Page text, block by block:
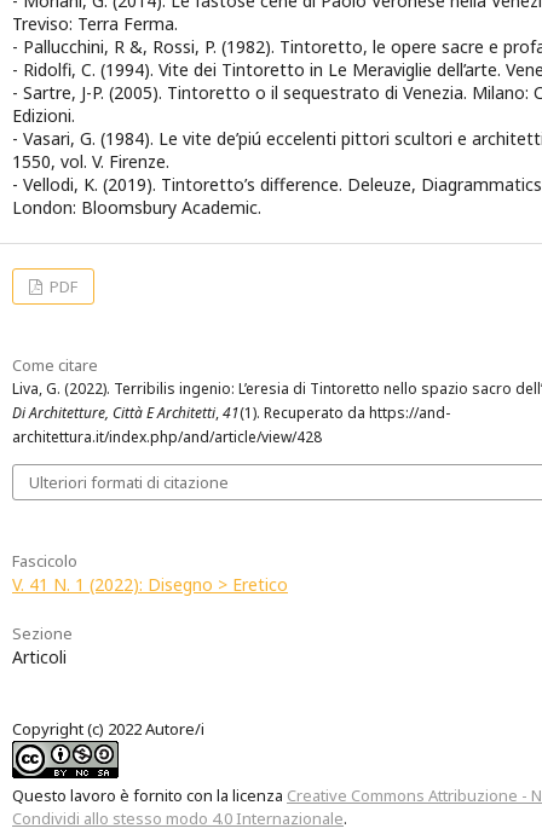
Treviso: Terra Ferma.
- Pallucchini, R &, Rossi, P. (1982). Tintoretto, le opere sacre e
- Ridolfi, C. (1994). Vite dei Tintoretto in Le Meraviglie dell’arte.
- Sartre, J-P. (2005). Tintoretto o il sequestrato di Venezia. Milano:
Edizioni.
- Vasari, G. (1984). Le vite de’piú eccelenti pittori scultori e
1550, vol. V. Firenze.
- Vellodi, K. (2019). Tintoretto’s difference. Deleuze,
London: Bloomsbury Academic.
PDF
Come citare
Liva, G. (2022). Terribilis ingenio: L’eresia di Tintoretto nello spazio sacro
Di Architetture, Città E Architetti,41(1). Recuperato da https://and-
architettura.it/index.php/and/article/view/428
Ulteriori formati di citazione
Fascicolo
V. 41 N. 1 (2022): Disegno > Eretico
Sezione
Articoli
Copyright (c) 2022 Autore/i
Questo lavoro è fornito con la licenza Creative Commons Attribuzione -
Condividi allo stesso modo 4.0 Internazionale.